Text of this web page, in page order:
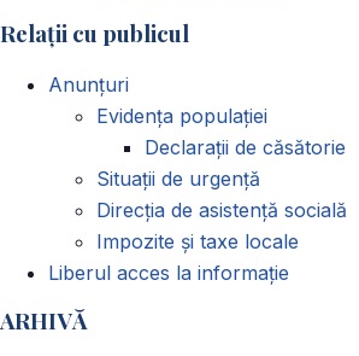
Relații cu publicul
Anunțuri
Evidența populației
Declarații de căsătorie
Situații de urgență
Direcția de asistență socială
Impozite și taxe locale
Liberul acces la informație
ARHIVĂ